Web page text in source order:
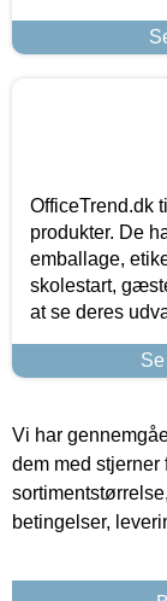
OfficeTrend.dk
produkter. De
emballage,
skolestart,
at se deres
Vi har
dem med stjerner
betingelser,